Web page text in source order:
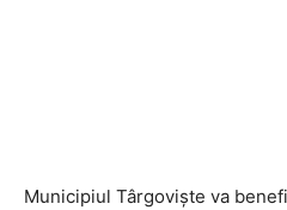
Municipiul Târgoviște va